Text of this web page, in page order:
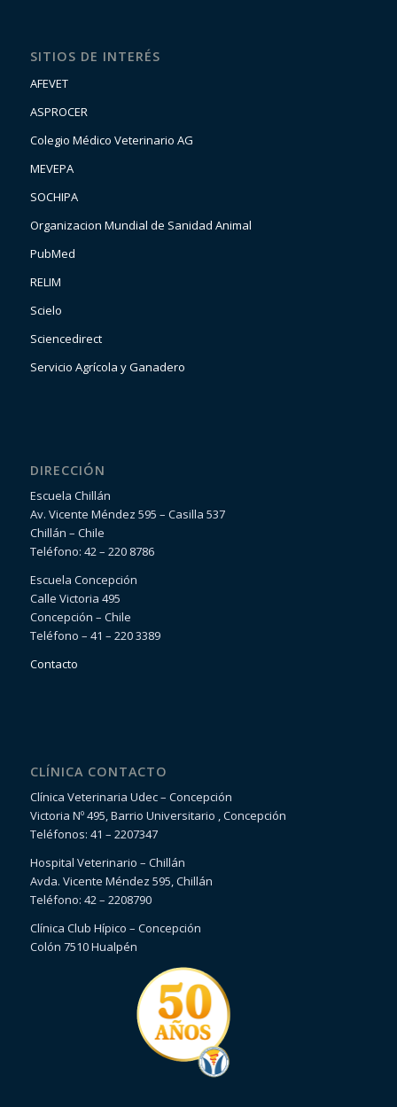
SITIOS DE INTERÉS
AFEVET
ASPROCER
Colegio Médico Veterinario AG
MEVEPA
SOCHIPA
Organizacion Mundial de Sanidad Animal
PubMed
RELIM
Scielo
Sciencedirect
Servicio Agrícola y Ganadero
DIRECCIÓN
Escuela Chillán
Av. Vicente Méndez 595 – Casilla 537
Chillán – Chile
Teléfono: 42 – 220 8786
Escuela Concepción
Calle Victoria 495
Concepción – Chile
Teléfono – 41 – 220 3389
Contacto
CLÍNICA CONTACTO
Clínica Veterinaria Udec – Concepción
Victoria Nº 495, Barrio Universitario , Concepción
Teléfonos: 41 – 2207347
Hospital Veterinario – Chillán
Avda. Vicente Méndez 595, Chillán
Teléfono: 42 – 2208790
Clínica Club Hípico – Concepción
Colón 7510 Hualpén